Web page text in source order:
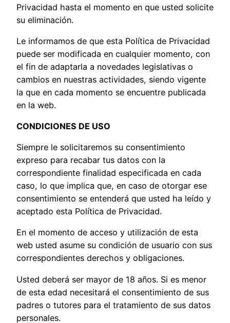
Privacidad hasta el momento en que usted solicite
su eliminación.
Le informamos de que esta Política de Privacidad
puede ser modificada en cualquier momento, con
el fin de adaptarla a novedades legislativas o
cambios en nuestras actividades, siendo vigente
la que en cada momento se encuentre publicada
en la web.
CONDICIONES DE USO
Siempre le solicitaremos su consentimiento
expreso para recabar tus datos con la
correspondiente finalidad especificada en cada
caso, lo que implica que, en caso de otorgar ese
consentimiento se entenderá que usted ha leído y
aceptado esta Política de Privacidad.
En el momento de acceso y utilización de esta
web usted asume su condición de usuario con sus
correspondientes derechos y obligaciones.
Usted deberá ser mayor de 18 años. Si es menor
de esta edad necesitará el consentimiento de sus
padres o tutores para el tratamiento de sus datos
personales.